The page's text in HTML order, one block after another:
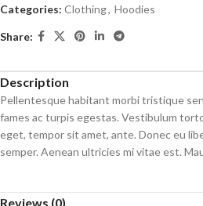
Categories: Clothing, Hoodies
Share:
Description
Pellentesque habitant morbi tristique
fames ac turpis egestas. Vestibulum
eget, tempor sit amet, ante. Donec eu
semper. Aenean ultricies mi vitae est.
Reviews (0)